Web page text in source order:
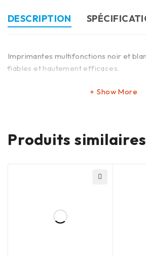
DESCRIPTION
Imprimantes multifonctions noir et
fiables et hautement efficaces.
Show More
Produits similaires